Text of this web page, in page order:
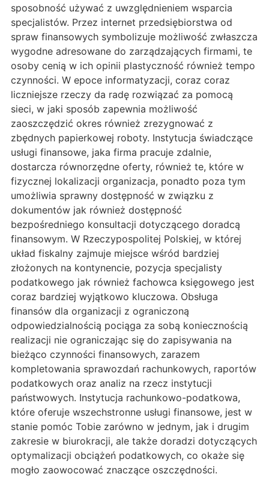
sposobność używać z uwzględnieniem wsparcia
specjalistów. Przez internet przedsiębiorstwa od
spraw finansowych symbolizuje możliwość zwłaszcza
wygodne adresowane do zarządzających firmami, te
osoby cenią w ich opinii plastyczność również tempo
czynności. W epoce informatyzacji, coraz coraz
liczniejsze rzeczy da radę rozwiązać za pomocą
sieci, w jaki sposób zapewnia możliwość
zaoszczędzić okres również zrezygnować z
zbędnych papierkowej roboty. Instytucja świadczące
usługi finansowe, jaka firma pracuje zdalnie,
dostarcza równorzędne oferty, również te, które w
fizycznej lokalizacji organizacja, ponadto poza tym
umożliwia sprawny dostępność w związku z
dokumentów jak również dostępność
bezpośredniego konsultacji dotyczącego doradcą
finansowym. W Rzeczypospolitej Polskiej, w której
układ fiskalny zajmuje miejsce wśród bardziej
złożonych na kontynencie, pozycja specjalisty
podatkowego jak również fachowca księgowego jest
coraz bardziej wyjątkowo kluczowa. Obsługa
finansów dla organizacji z ograniczoną
odpowiedzialnością pociąga za sobą koniecznością
realizacji nie ograniczając się do zapisywania na
bieżąco czynności finansowych, zarazem
kompletowania sprawozdań rachunkowych, raportów
podatkowych oraz analiz na rzecz instytucji
państwowych. Instytucja rachunkowo-podatkowa,
które oferuje wszechstronne usługi finansowe, jest w
stanie pomóc Tobie zarówno w jednym, jak i drugim
zakresie w biurokracji, ale także doradzi dotyczących
optymalizacji obciążeń podatkowych, co okaże się
mogło zaowocować znaczące oszczędności.